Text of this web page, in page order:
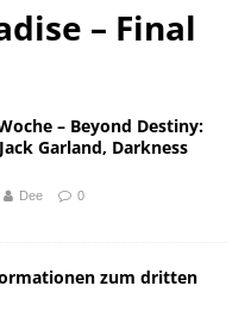
– Final
– Beyond Destiny:
Garland, Darkness
Dee 0
zum dritten